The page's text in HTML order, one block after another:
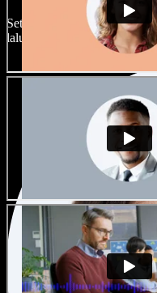
Setiap proyek bisa
lalu sesuaikan sesuka Anda.